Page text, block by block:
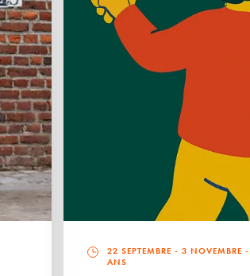
22 SEPTEMBRE -3 NOVEMBRE
ANS